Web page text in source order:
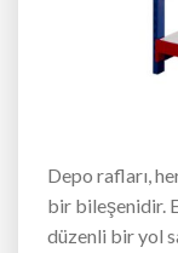
Depo rafları,
bir bileşenidir.
düzenli bir yol